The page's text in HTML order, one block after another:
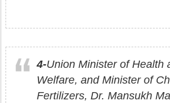
4-Union Minister of Health
Welfare, and Minister of
Fertilizers, Dr. Mansukh